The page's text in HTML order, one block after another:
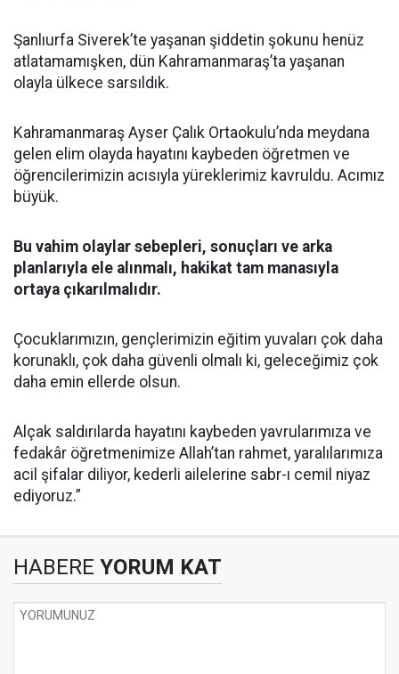
Şanlıurfa Siverek’te yaşanan şiddetin şokunu henüz
atlatamamışken, dün Kahramanmaraş’ta yaşanan
olayla ülkece sarsıldık.
Kahramanmaraş Ayser Çalık Ortaokulu’nda meydana
gelen elim olayda hayatını kaybeden öğretmen ve
öğrencilerimizin acısıyla yüreklerimiz kavruldu. Acımız
büyük.
Bu vahim olaylar sebepleri, sonuçları ve arka
planlarıyla ele alınmalı, hakikat tam manasıyla
ortaya çıkarılmalıdır.
Çocuklarımızın, gençlerimizin eğitim yuvaları çok daha
korunaklı, çok daha güvenli olmalı ki, geleceğimiz çok
daha emin ellerde olsun.
Alçak saldırılarda hayatını kaybeden yavrularımıza ve
fedakâr öğretmenimize Allah’tan rahmet, yaralılarımıza
acil şifalar diliyor, kederli ailelerine sabr-ı cemil niyaz
ediyoruz.”
HABERE YORUM KAT